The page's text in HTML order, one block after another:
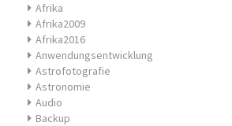
Afrika
Afrika2009
Afrika2016
Anwendungsentwicklung
Astrofotografie
Astronomie
Audio
Backup